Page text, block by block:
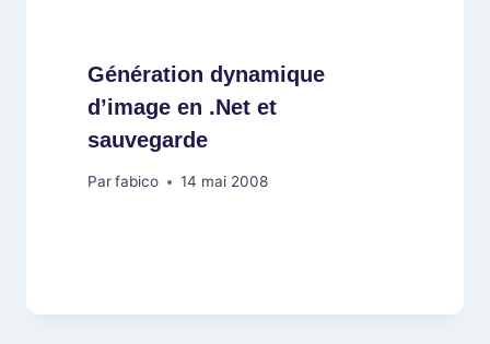
Génération dynamique
d’image en .Net et
sauvegarde
Parfabico 14 mai 2008